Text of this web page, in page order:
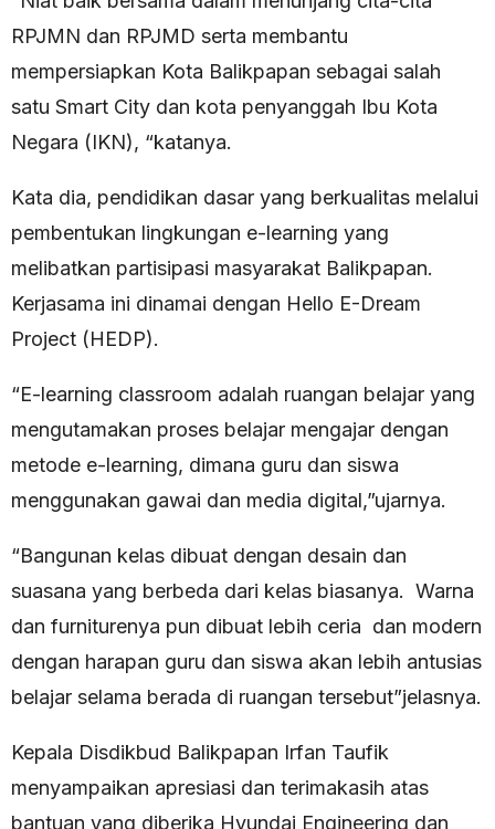
RPJMN dan RPJMD serta membantu
mempersiapkan Kota Balikpapan sebagai salah
satu Smart City dan kota penyanggah Ibu Kota
Negara (IKN), “katanya.
Kata dia, pendidikan dasar yang berkualitas melalui
pembentukan lingkungan e-learning yang
melibatkan partisipasi masyarakat Balikpapan.
Kerjasama ini dinamai dengan Hello E-Dream
Project (HEDP).
“E-learning classroom adalah ruangan belajar yang
mengutamakan proses belajar mengajar dengan
metode e-learning, dimana guru dan siswa
menggunakan gawai dan media digital,”ujarnya.
“Bangunan kelas dibuat dengan desain dan
suasana yang berbeda dari kelas biasanya. Warna
dan furniturenya pun dibuat lebih ceria dan modern
dengan harapan guru dan siswa akan lebih antusias
belajar selama berada di ruangan tersebut”jelasnya.
Kepala Disdikbud Balikpapan Irfan Taufik
menyampaikan apresiasi dan terimakasih atas
bantuan yang diberika Hyundai Engineering dan